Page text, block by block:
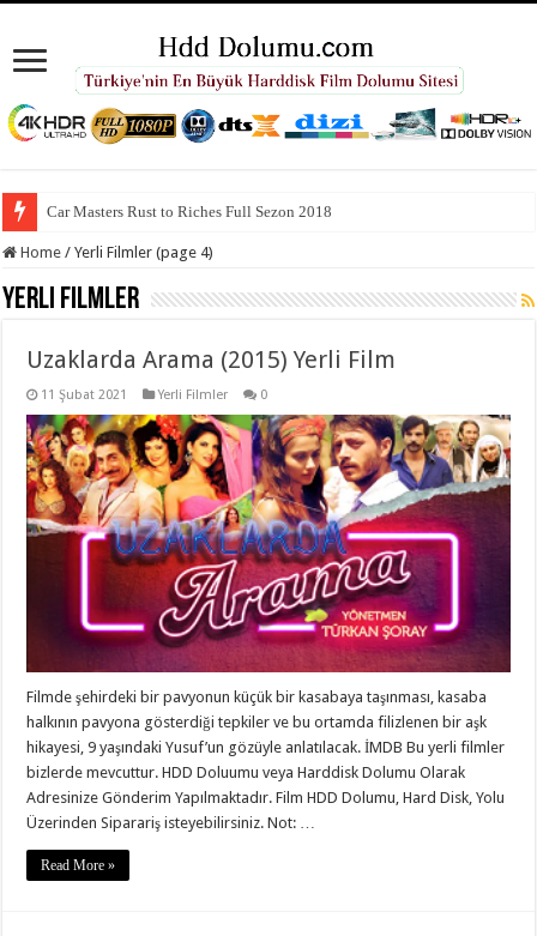
Car Masters Rust to Riches Full Sezon 2018
Home / Yerli Filmler (page 4)
Yerli Filmler
Uzaklarda Arama (2015) Yerli Film
11 Şubat 2021 Yerli Filmler 0
Filmde şehirdeki bir pavyonun küçük bir kasabaya taşınması, kasaba
halkının pavyona gösterdiği tepkiler ve bu ortamda filizlenen bir aşk
hikayesi, 9 yaşındaki Yusuf’un gözüyle anlatılacak. İMDB Bu yerli filmler
bizlerde mevcuttur. HDD Doluumu veya Harddisk Dolumu Olarak
Adresinize Gönderim Yapılmaktadır. Film HDD Dolumu, Hard Disk, Yolu
Üzerinden Siparariş isteyebilirsiniz. Not: …
Read More »